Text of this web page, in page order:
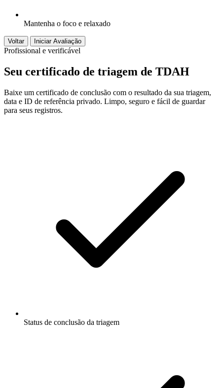
Mantenha o foco e relaxado
Voltar Iniciar Avaliação
Profissional e verificável
Seu certificado de triagem de TDAH
Baixe um certificado de conclusão com o resultado da sua triagem,
data e ID de referência privado. Limpo, seguro e fácil de guardar
para seus registros.
Status de conclusão da triagem